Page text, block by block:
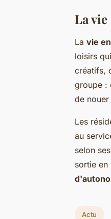
La
La vie
loisirs
créatifs,
groupe :
de nouer
Les
au
selon
sortie en
Actu